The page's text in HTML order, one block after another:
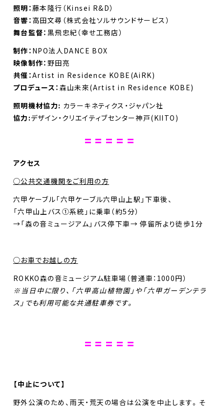
照明：藤本隆行（Kinsei R&D）
音響： 高田文尋（株式会社ソルサウンドサービス）
舞台監督： 黒飛忠紀（幸せ工務店）
制作： NPO法人DANCE BOX
映像制作： 野田亮
共催：Artist in Residence KOBE(AiRK)
プロデュース： 森山未來(Artist in Residence KOBE)
照明機材協力: カラーキネティクス・ジャパン社
協力:デザイン・クリエイティブセンター神戸(KIITO)
= = = = =
アクセス
◯公共交通機関をご利用の方
六甲ケーブル「六甲ケーブル六甲山上駅」下車後、
「六甲山上バス①系統」に乗車（約5分）
→「森の音ミュージアム」バス停下車→ 停留所より徒歩1分
◯お車でお越しの方
ROKKO森の音ミュージアム駐車場（普通車：1000円）
※当日中に限り、「六甲高山植物園」や「六甲ガーデンテラ
ス」でも利用可能な共通駐車券です。
= = = = =
【中止について】
野外公演のため、雨天・荒天の場合は公演を中止します。そ